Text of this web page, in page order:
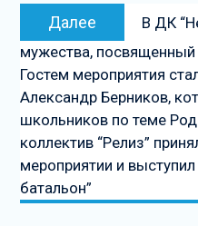
Далее
запись
В ДК
мужества,
Гостем мероприятия
Александр Берников,
школьников по теме
коллектив “Релиз”
мероприятии и
батальон”